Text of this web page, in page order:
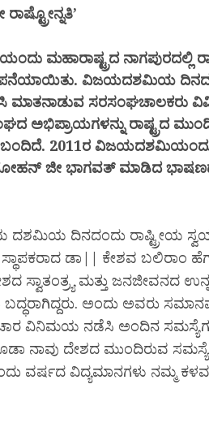
ಮಹಾರಾಷ್ಟ್ರದ ನಾಗಪುರದಲ್ಲಿ
ವಿಜಯದಶಮಿಯ
ಮಾತನಾಡುವ ಸರಸಂಘಚಾಲಕರು
ಅಭಿಪ್ರಾಯಗಳನ್ನು ರಾಷ್ಟ್ರದ
2011ರ ವಿಜಯದಶಮಿಯಂದು
ಜೀ ಭಾಗವತ್ ಮಾಡಿದ ಭಾಷಣದ
ದಿನದಂದು ರಾಷ್ಟ್ರೀಯ
ಸ್ಥಾಪಕರಾದ ಡಾ|| ಕೇಶವ ಬಲಿರಾಂ
ಸ್ವಾತಂತ್ರ್ಯ ಮತ್ತು ಜನಜೀವನದ
ಅಂದು ಅವರು
ವಿನಿಮಯ ನಡೆಸಿ ಅಂದಿನ
ಕೂಡಾ ನಾವು ದೇಶದ ಮುಂದಿರುವ
ವರ್ಷದ ವಿದ್ಯಮಾನಗಳು ನಮ್ಮ